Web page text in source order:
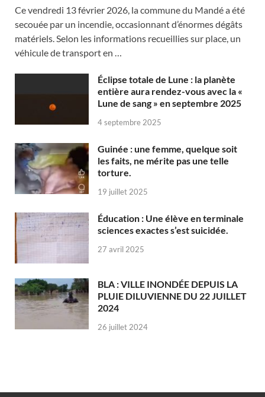
Ce vendredi 13 février 2026, la commune du Mandé a été
secouée par un incendie, occasionnant d’énormes dégâts
matériels. Selon les informations recueillies sur place, un
véhicule de transport en …
Éclipse totale de Lune : la planète
entière aura rendez-vous avec la «
Lune de sang » en septembre 2025
4 septembre 2025
Guinée : une femme, quelque soit
les faits, ne mérite pas une telle
torture.
19 juillet 2025
Éducation : Une élève en terminale
sciences exactes s’est suicidée.
27 avril 2025
BLA : VILLE INONDÉE DEPUIS LA
PLUIE DILUVIENNE DU 22 JUILLET
2024
26 juillet 2024